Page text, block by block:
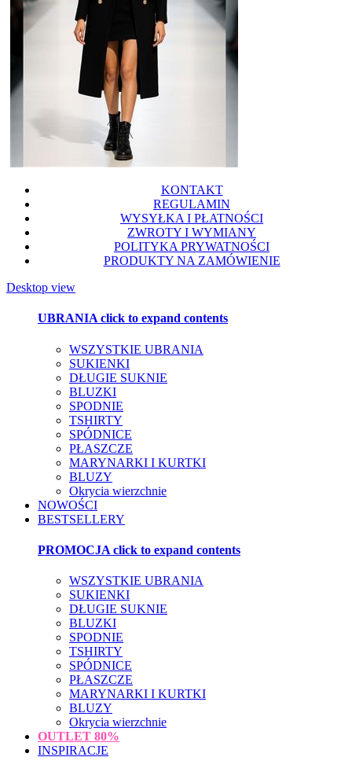
KONTAKT
REGULAMIN
WYSYŁKA I PŁATNOŚCI
ZWROTY I WYMIANY
POLITYKA PRYWATNOŚCI
PRODUKTY NA ZAMÓWIENIE
Desktop view
UBRANIAclick to expand contents
WSZYSTKIE UBRANIA
SUKIENKI
DŁUGIE SUKNIE
BLUZKI
SPODNIE
TSHIRTY
SPÓDNICE
PŁASZCZE
MARYNARKI I KURTKI
BLUZY
Okrycia wierzchnie
NOWOŚCI
BESTSELLERY
PROMOCJA click to expand contents
WSZYSTKIE UBRANIA
SUKIENKI
DŁUGIE SUKNIE
BLUZKI
SPODNIE
TSHIRTY
SPÓDNICE
PŁASZCZE
MARYNARKI I KURTKI
BLUZY
Okrycia wierzchnie
OUTLET 80%
INSPIRACJE